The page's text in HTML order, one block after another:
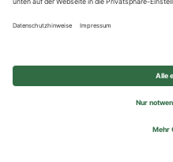
© 2026 REWE